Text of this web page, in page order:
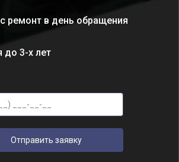
ремонт в день обращения
до 3-х лет
Отправить заявку